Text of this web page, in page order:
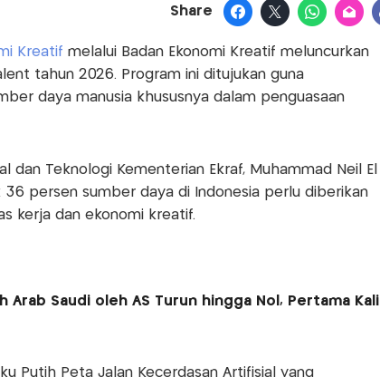
Share
Kreatif melalui Badan Ekonomi Kreatif meluncurkan
tahun 2026. Program ini ditujukan guna
daya manusia khususnya dalam penguasaan
dan Teknologi Kementerian Ekraf, Muhammad Neil El
36 persen sumber daya di Indonesia perlu diberikan
kerja dan ekonomi kreatif.
Arab Saudi oleh AS Turun hingga Nol, Pertama Kali
Putih Peta Jalan Kecerdasan Artifisial yang